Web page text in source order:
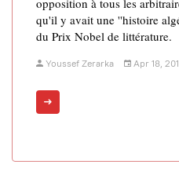
qu'il y avait une ''histoire
du Prix Nobel de littérature.
Youssef Zerarka Apr 18,